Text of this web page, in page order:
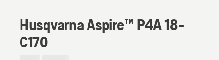
Husqvarna Aspire™ P4A 18-
C170